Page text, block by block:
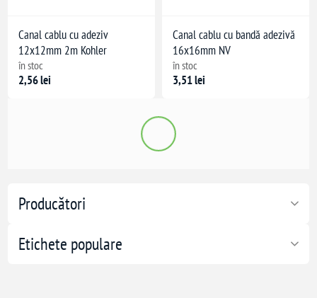
Producători
Etichete populare
Canal cablu cu adeziv
12x12mm 2m Kohler
în stoc
2,56 lei
Canal cablu cu bandă adezivă
16x16mm NV
în stoc
3,51 lei